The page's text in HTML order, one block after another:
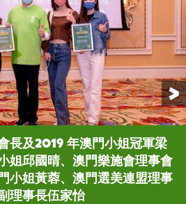
⻑及2019 年澳⾨⼩姐冠軍梁
姐邱國晴、澳⾨樂施會理事會
⼩姐黃蓉、澳⾨選美連盟理事
理事⻑伍家怡
農戶阿德，讓參加者明白非洲
農戶，雖然他們努力工作，但
失去生計
享他們扮演非洲小農戶時的生
組別，並獲分不同價值金幣
，窮人只能分配白麵包及象徵
「富人餐」，有肉有菜有海鮮
同事向嘉賓講解現時貧困小農
轉現時氣候不公義的方法
工，以及多個企業夥伴支持
」